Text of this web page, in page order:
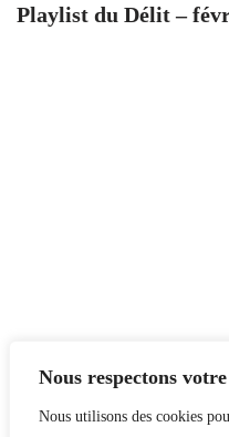
Nous respectons
Nous utilisons des cookies
Playlist du Délit –